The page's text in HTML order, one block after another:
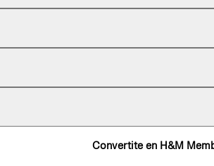
Convertite en H&M